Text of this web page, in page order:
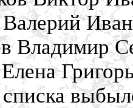
Владимир